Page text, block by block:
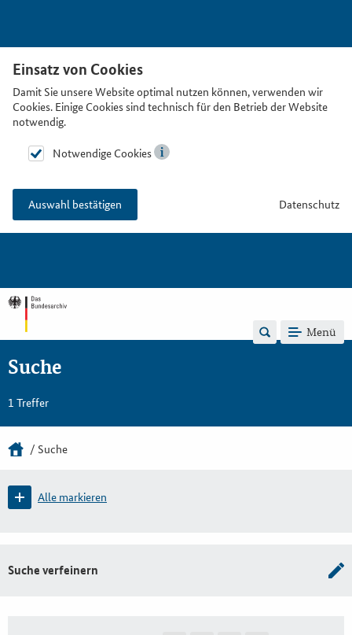
Einsatz von Cookies
Damit Sie unsere Website optimal nutzen können, verwenden wir
Cookies. Einige Cookies sind technisch für den Betrieb der Website
notwendig.
Notwendige Cookies
Auswahl bestätigen Datenschutz
Menü
Suche
1 Treffer
Suche
Alle markieren
Suche verfeinern